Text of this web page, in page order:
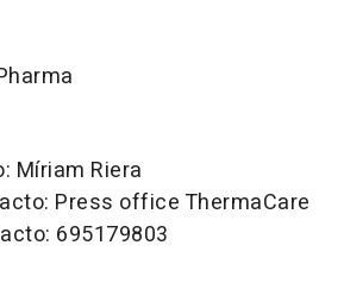
Míriam Riera
Press office ThermaCare
695179803